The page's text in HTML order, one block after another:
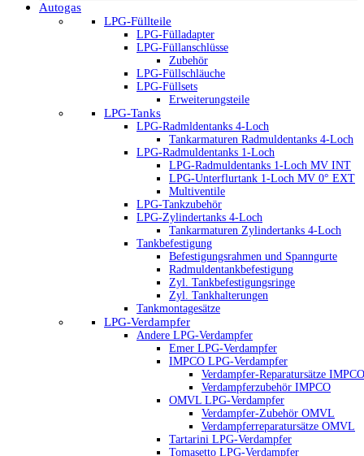
Autogas
LPG-Füllteile
LPG-Fülladapter
LPG-Füllanschlüsse
Zubehör
LPG-Füllschläuche
LPG-Füllsets
Erweiterungsteile
LPG-Tanks
LPG-Radmldentanks 4-Loch
Tankarmaturen Radmuldentanks 4-Loch
LPG-Radmuldentanks 1-Loch
LPG-Radmuldentanks 1-Loch MV INT
LPG-Unterflurtank 1-Loch MV 0° EXT
Multiventile
LPG-Tankzubehör
LPG-Zylindertanks 4-Loch
Tankarmaturen Zylindertanks 4-Loch
Tankbefestigung
Befestigungsrahmen und Spanngurte
Radmuldentankbefestigung
Zyl. Tankbefestigungsringe
Zyl. Tankhalterungen
Tankmontagesätze
LPG-Verdampfer
Andere LPG-Verdampfer
Emer LPG-Verdampfer
IMPCO LPG-Verdampfer
Verdampfer-Reparatursätze IMPCO
Verdampferzubehör IMPCO
OMVL LPG-Verdampfer
Verdampfer-Zubehör OMVL
Verdampferreparatursätze OMVL
Tartarini LPG-Verdampfer
Tomasetto LPG-Verdampfer